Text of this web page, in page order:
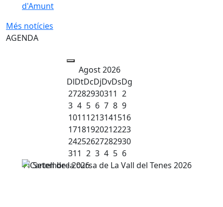
Més notícies
AGENDA
DtDcDjDvDs
27282930311 2
3 4 5 6 7 8 9
10 11 12 13 14 15 16
17181920212223
24252627282930
311 2 3 4 5 6
Setembre2026